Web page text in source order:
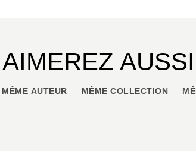
AUSSI
MÊME AUTEUR MÊME COLLECTION